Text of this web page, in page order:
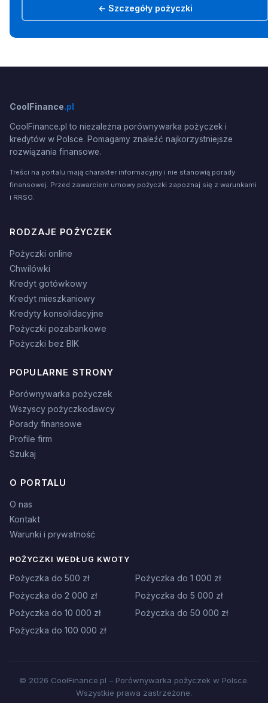
← Szczegóły pożyczki
CoolFinance.pl
CoolFinance.pl to niezależna porównywarka pożyczek i
kredytów w Polsce. Pomagamy znaleźć najkorzystniejsze
rozwiązania finansowe.
Treści na portalu mają charakter informacyjny i nie stanowią porady
finansowej. Przed zawarciem umowy pożyczki zapoznaj się z warunkami
i RRSO.
RODZAJE POŻYCZEK
Pożyczki online
Chwilówki
Kredyt gotówkowy
Kredyt mieszkaniowy
Kredyty konsolidacyjne
Pożyczki pozabankowe
Pożyczki bez BIK
POPULARNE STRONY
Porównywarka pożyczek
Wszyscy pożyczkodawcy
Porady finansowe
Profile firm
Szukaj
O PORTALU
O nas
Kontakt
Warunki i prywatność
POŻYCZKI WEDŁUG KWOTY
Pożyczka do 500 zł
Pożyczka do 1 000 zł
Pożyczka do 2 000 zł
Pożyczka do 5 000 zł
Pożyczka do 10 000 zł
Pożyczka do 50 000 zł
Pożyczka do 100 000 zł
© 2026 CoolFinance.pl – Porównywarka pożyczek w Polsce.
Wszystkie prawa zastrzeżone.